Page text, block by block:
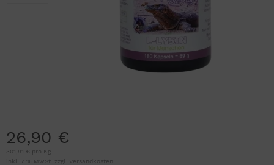
26,90 €
301,91 € pro Kg
inkl. 7 % MwSt. zzgl.
Versandkosten